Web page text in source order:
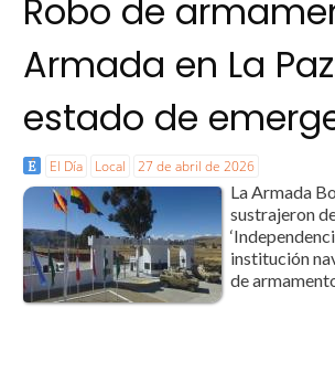
Robo de
Armada en La
estado de
El Día Local 27 de abril de 2026
La Armada
sustrajeron
institución
de